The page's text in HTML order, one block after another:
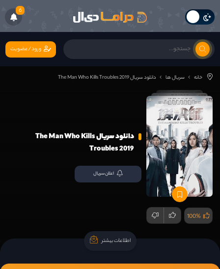
6
ورود/عضویت
خانه سریال ها دانلود سریال The Man Who Kills Troubles 2019
100%
دانلود سریال The Man Who Kills
Troubles 2019
اعلان سریال
اطلاعات بیشتر